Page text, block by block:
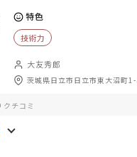
特色
技術力
大友秀郎
茨城県日立市日立市東大沼町
クチコミ